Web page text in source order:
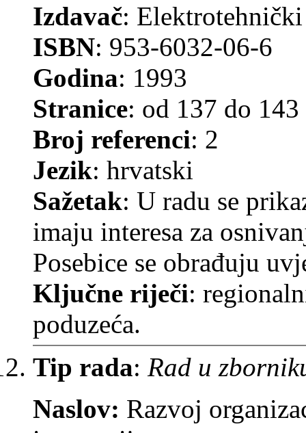
Izdavač:
ISBN: 953-6032-06-6
Godina: 1993
Stranice: od 137 do 143
Broj referenci: 2
Jezik: hrvatski
Sažetak: U radu se
imaju interesa za
Posebice se obrađuju
Ključne riječi:
poduzeća.
Tip rada: Rad u
Naslov: Razvoj